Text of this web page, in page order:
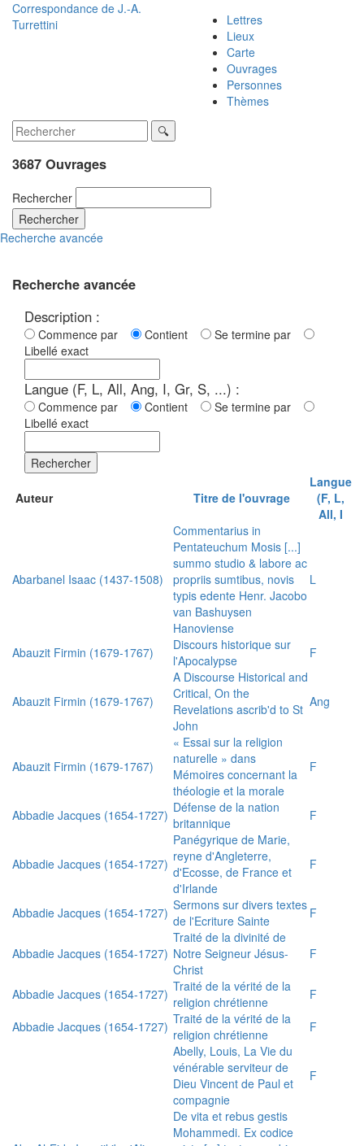
Correspondance de J.-A.
Turrettini
Lettres
Lieux
Carte
Ouvrages
Personnes
Thèmes
3687 Ouvrages
Rechercher
Rechercher
Recherche avancée
Recherche avancée
Description :
Commence par Contient
Se termine par
Libellé exact
Langue (F, L, All, Ang, I, Gr, S, ...) :
Commence par Contient
Se termine par
Libellé exact
Rechercher
Auteur Titre de l'ouvrage
Langue
(F, L,
All, I
Abarbanel Isaac (1437-1508)
Commentarius in
Pentateuchum Mosis [...]
summo studio & labore ac
propriis sumtibus, novis
typis edente Henr. Jacobo
van Bashuysen
Hanoviense
L
Abauzit Firmin (1679-1767)
Discours historique sur
l'Apocalypse
F
Abauzit Firmin (1679-1767)
A Discourse Historical and
Critical, On the
Revelations ascrib'd to St
John
Ang
Abauzit Firmin (1679-1767)
« Essai sur la religion
naturelle » dans
Mémoires concernant la
théologie et la morale
F
Abbadie Jacques (1654-1727) Défense de la nation
britannique
F
Abbadie Jacques (1654-1727)
Panégyrique de Marie,
reyne d'Angleterre,
d'Ecosse, de France et
d'Irlande
F
Abbadie Jacques (1654-1727) Sermons sur divers textes
de l'Ecriture Sainte
F
Abbadie Jacques (1654-1727)
Traité de la divinité de
Notre Seigneur Jésus-
Christ
F
Abbadie Jacques (1654-1727) Traité de la vérité de la
religion chrétienne
F
Abbadie Jacques (1654-1727) Traité de la vérité de la
religion chrétienne
F
Abelly, Louis, La Vie du
vénérable serviteur de
Dieu Vincent de Paul et
compagnie
F
De vita et rebus gestis
Mohammedi. Ex codice